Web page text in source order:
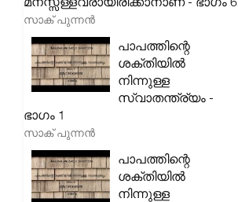
സാക് പുന്നൻ
പാപത്തിന്റെ
ശക്തിയിൽ
നിന്നുള്ള
സ്വാതന്ത്ര്യം -
ഭാഗം 1
സാക് പുന്നൻ
പാപത്തിന്റെ
ശക്തിയിൽ
നിന്നുള്ള